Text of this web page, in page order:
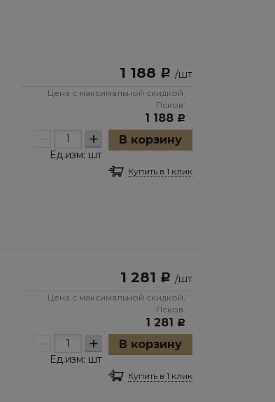
1 188 Р /шт
Цена с максимальной скидкой,
Псков:
1 188 Р
+
Ед.изм: шт
В корзину
Купить в 1 клик
1 281 Р /шт
Цена с максимальной скидкой,
Псков:
1 281 Р
+
Ед.изм: шт
В корзину
Купить в 1 клик